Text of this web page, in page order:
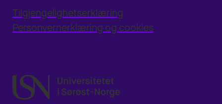
Tilgjengelighetserklæring
Personvernerklæring og cookies